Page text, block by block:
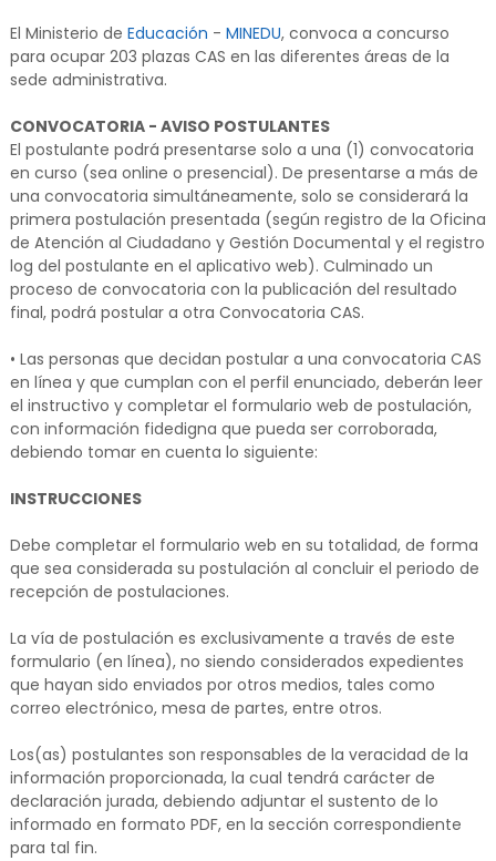
El Ministerio de Educación - MINEDU, convoca a concurso
para ocupar 203 plazas CAS en las diferentes áreas de la
sede administrativa.
CONVOCATORIA - AVISO POSTULANTES
El postulante podrá presentarse solo a una (1) convocatoria
en curso (sea online o presencial). De presentarse a más de
una convocatoria simultáneamente, solo se considerará la
primera postulación presentada (según registro de la Oficina
de Atención al Ciudadano y Gestión Documental y el registro
log del postulante en el aplicativo web). Culminado un
proceso de convocatoria con la publicación del resultado
final, podrá postular a otra Convocatoria CAS.
• Las personas que decidan postular a una convocatoria CAS
en línea y que cumplan con el perfil enunciado, deberán leer
el instructivo y completar el formulario web de postulación,
con información fidedigna que pueda ser corroborada,
debiendo tomar en cuenta lo siguiente:
INSTRUCCIONES
Debe completar el formulario web en su totalidad, de forma
que sea considerada su postulación al concluir el periodo de
recepción de postulaciones.
La vía de postulación es exclusivamente a través de este
formulario (en línea), no siendo considerados expedientes
que hayan sido enviados por otros medios, tales como
correo electrónico, mesa de partes, entre otros.
Los(as) postulantes son responsables de la veracidad de la
información proporcionada, la cual tendrá carácter de
declaración jurada, debiendo adjuntar el sustento de lo
informado en formato PDF, en la sección correspondiente
para tal fin.